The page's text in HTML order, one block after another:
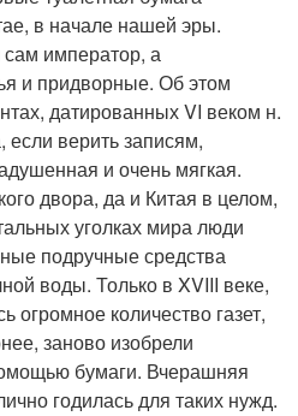
в начале нашей эры.
сам император, а
и придворные. Об этом
датированных VI веком н.
верить записям,
и очень мягкая.
двора, да и Китая в целом,
уголках мира люди
подручные средства
воды. Только в XVIII веке,
огромное количество газет,
заново изобрели
бумаги. Вчерашняя
годилась для таких нужд.